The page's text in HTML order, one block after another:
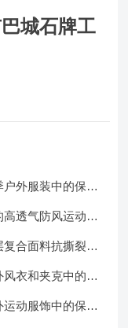
城石牌工
外服装中的保暖
透气防风运动服
合面料抗撕裂与
衣和夹克中的应
动服饰中的保暖